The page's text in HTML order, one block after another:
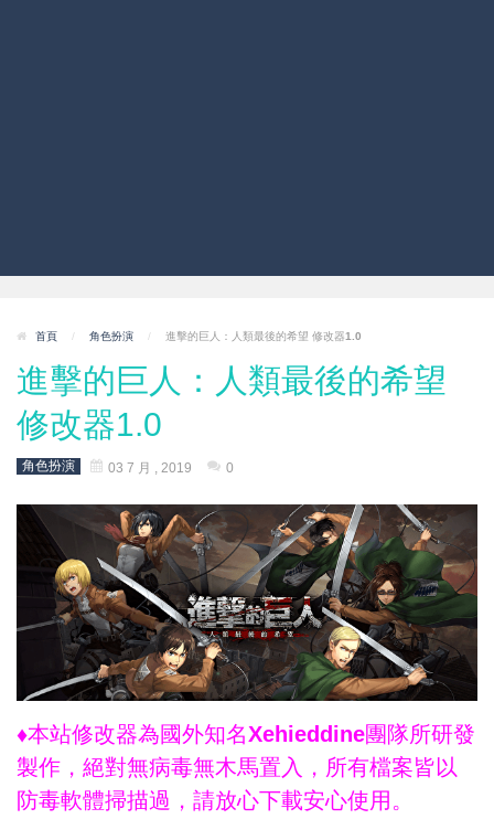
首頁 / 角色扮演 / 進擊的巨人：人類最後的希望 修改器1.0
進擊的巨人：人類最後的希望
修改器1.0
角色扮演 03 7 月 , 2019 0
♦本站修改器為國外知名Xehieddine團隊所研發
製作，絕對無病毒無木馬置入，所有檔案皆以
防毒軟體掃描過，請放心下載安心使用。